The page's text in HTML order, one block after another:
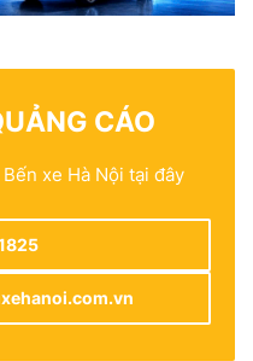
CÁO
xe Hà Nội tại đây